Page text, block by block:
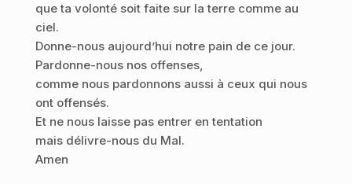
que ta volonté soit faite sur la terre comme au
ciel.
Donne-nous aujourd’hui notre pain de ce jour.
Pardonne-nous nos offenses,
comme nous pardonnons aussi à ceux qui nous
ont offensés.
Et ne nous laisse pas entrer en tentation
mais délivre-nous du Mal.
Amen